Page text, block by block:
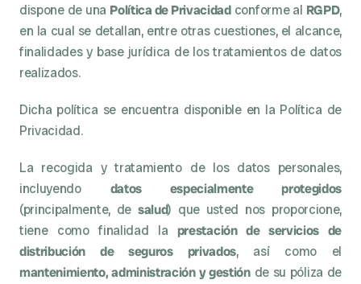
dispone de una Política de Privacidad conforme al RGPD,
en la cual se detallan, entre otras cuestiones, el alcance,
finalidades y base jurídica de los tratamientos de datos
realizados.
Dicha política se encuentra disponible en la Política de
Privacidad.
La recogida y tratamiento de los datos personales,
incluyendo datos especialmente protegidos
(principalmente, de salud) que usted nos proporcione,
tiene como finalidad la prestación de servicios de
distribución de seguros privados
mantenimiento, administración y gestión de su póliza de